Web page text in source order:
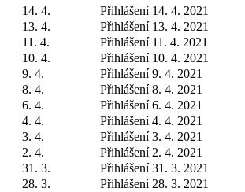
14. 4.
Přihlášení 14. 4. 2021
13. 4.
Přihlášení 13. 4. 2021
11. 4.
Přihlášení 11. 4. 2021
10. 4.
Přihlášení 10. 4. 2021
9. 4.
Přihlášení 9. 4. 2021
8. 4.
Přihlášení 8. 4. 2021
6. 4.
Přihlášení 6. 4. 2021
4. 4.
Přihlášení 4. 4. 2021
3. 4.
Přihlášení 3. 4. 2021
2. 4.
Přihlášení 2. 4. 2021
31. 3.
Přihlášení 31. 3. 2021
28. 3.
Přihlášení 28. 3. 2021